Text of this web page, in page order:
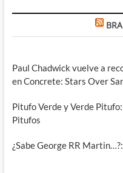
Paul Chadwick vuelve a
en Concrete: Stars Over
Pitufo Verde y Verde
Pitufos
¿Sabe George RR